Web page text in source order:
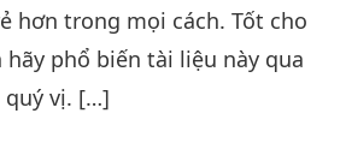
Cùng Nhau Cứu Sinh Mạng,
Phần 7 Của Loạt Chương Trình
hơn trong mọi cách. Tốt cho
hãy phổ biến tài liệu này qua
vị. […]